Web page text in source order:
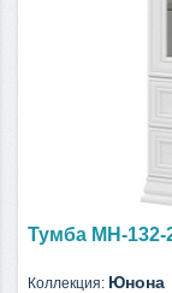
Тумба МН-132-
Коллекция: Юнона